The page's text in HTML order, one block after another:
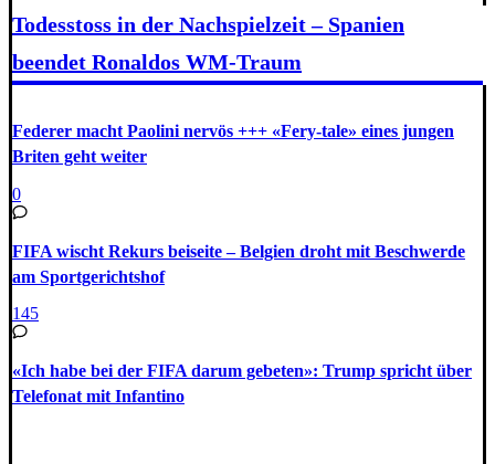
Todesstoss in der Nachspielzeit – Spanien
beendet Ronaldos WM-Traum
Federer macht Paolini nervös +++ «Fery-tale» eines jungen
Briten geht weiter
0
FIFA wischt Rekurs beiseite – Belgien droht mit Beschwerde
am Sportgerichtshof
145
«Ich habe bei der FIFA darum gebeten»: Trump spricht über
Telefonat mit Infantino